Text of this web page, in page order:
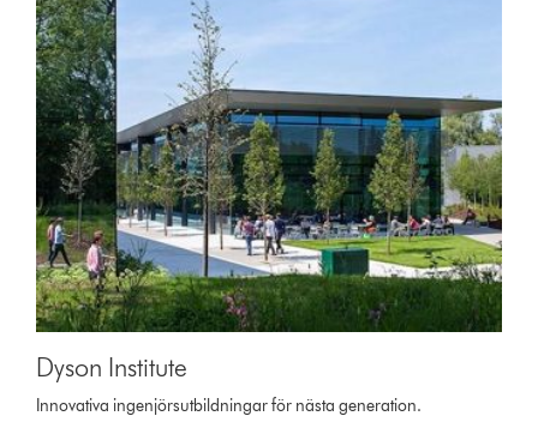
Dyson Institute
Innovativa ingenjörsutbildningar för nästa generation.